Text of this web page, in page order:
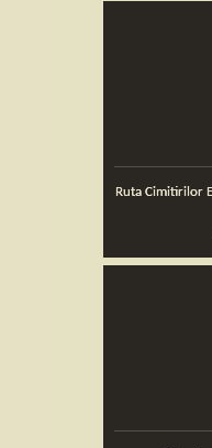
Ruta Cimitirilor Europene- Cimitirul armean